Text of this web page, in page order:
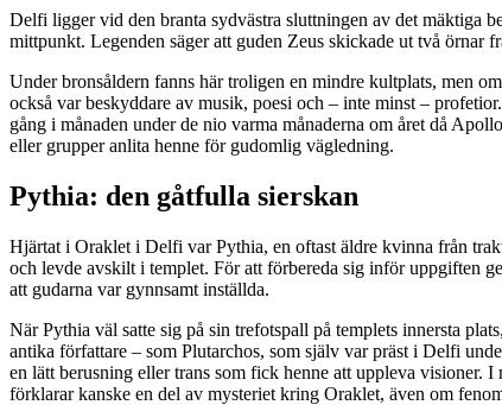
Delfi ligger vid den branta sydvästra sluttningen av det mäktiga
mittpunkt. Legenden säger att guden Zeus skickade ut två örnar
Under bronsåldern fanns här troligen en mindre kultplats, men
också var beskyddare av musik, poesi och – inte minst –
gång i månaden under de nio varma månaderna om året då
eller grupper anlita henne för gudomlig vägledning.
Pythia: den gåtfulla sierskan
Hjärtat i Oraklet i Delfi var Pythia, en oftast äldre kvinna från
och levde avskilt i templet. För att förbereda sig inför uppgiften
att gudarna var gynnsamt inställda.
När Pythia väl satte sig på sin trefotspall på templets innersta
antika författare – som Plutarchos, som själv var präst i Delfi
en lätt berusning eller trans som fick henne att uppleva visioner.
förklarar kanske en del av mysteriet kring Oraklet, även om